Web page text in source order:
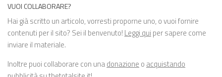
VUOI COLLABORARE?
Hai già scritto un articolo, vorresti proporne uno, o vuoi fornire
contenuti per il sito? Sei il benvenuto! Leggi qui per sapere come
inviare il materiale.
Inoltre puoi collaborare con unadonazione o acquistando